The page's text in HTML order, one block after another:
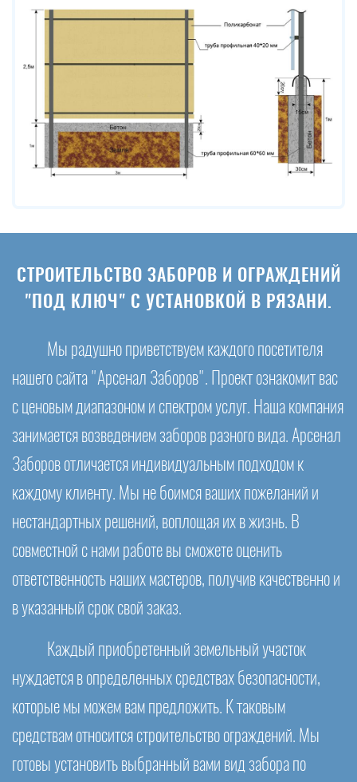
СТРОИТЕЛЬСТВО ЗАБОРОВ И ОГРАЖДЕНИЙ
"ПОД КЛЮЧ" С УСТАНОВКОЙ В РЯЗАНИ.
Мы радушно приветствуем каждого посетителя
нашего сайта "Арсенал Заборов". Проект ознакомит вас
с ценовым диапазоном и спектром услуг. Наша компания
занимается возведением заборов разного вида. Арсенал
Заборов отличается индивидуальным подходом к
каждому клиенту. Мы не боимся ваших пожеланий и
нестандартных решений, воплощая их в жизнь. В
совместной с нами работе вы сможете оценить
ответственность наших мастеров, получив качественно и
в указанный срок свой заказ.
Каждый приобретенный земельный участок
нуждается в определенных средствах безопасности,
которые мы можем вам предложить. К таковым
средствам относится строительство ограждений. Мы
готовы установить выбранный вами вид забора по